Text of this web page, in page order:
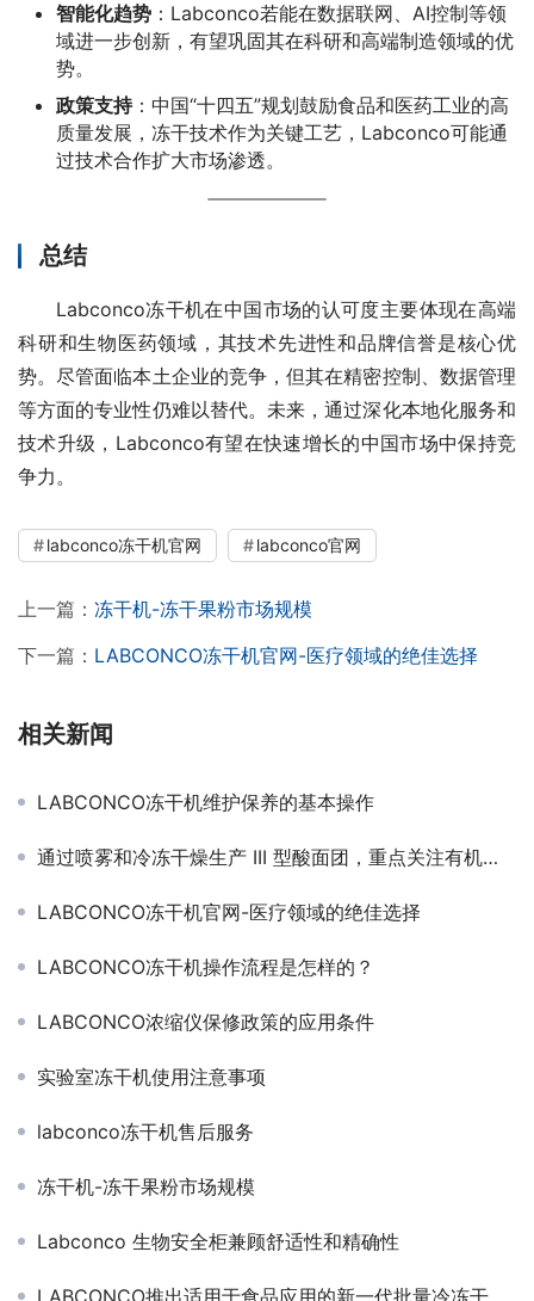
智能化趋势 ：Labconco若能在数据联网、AI控制等领
域进一步创新，有望巩固其在科研和高端制造领域的优
势。
政策支持：中国“十四五”规划鼓励食品和医药工业的高
质量发展，冻干技术作为关键工艺，Labconco可能通
过技术合作扩大市场渗透。
总结
Labconco冻干机在中国市场的认可度主要体现在高端
科研和生物医药领域，其技术先进性和品牌信誉是核心优
势。尽管面临本土企业的竞争，但其在精密控制、数据管理
等方面的专业性仍难以替代。未来，通过深化本地化服务和
技术升级，Labconco有望在快速增长的中国市场中保持竞
争力。
labconco冻干机官网 labconco官网
上一篇： 冻干机-冻干果粉市场规模
下一篇： LABCONCO冻干机官网-医疗领域的绝佳选择
相关新闻
LABCONCO冻干机维护保养的基本操作
通过喷雾和冷冻干燥生产 III 型酸面团，重点关注有机酸、挥发性有机化合物和储存期间的细胞活力
LABCONCO冻干机官网-医疗领域的绝佳选择
LABCONCO冻干机操作流程是怎样的？
LABCONCO浓缩仪保修政策的应用条件
实验室冻干机使用注意事项
labconco冻干机售后服务
冻干机-冻干果粉市场规模
Labconco 生物安全柜兼顾舒适性和精确性